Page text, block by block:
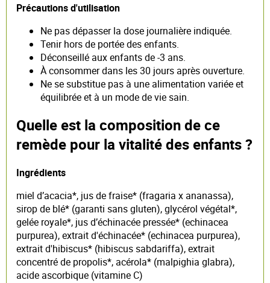
Précautions d'utilisation
Ne pas dépasser la dose journalière indiquée.
Tenir hors de portée des enfants.
Déconseillé aux enfants de -3 ans.
À consommer dans les 30 jours après ouverture.
Ne se substitue pas à une alimentation variée et
équilibrée et à un mode de vie sain.
Quelle est la composition de ce
remède pour la vitalité des enfants ?
Ingrédients
miel d’acacia*, jus de fraise* (fragaria x ananassa),
sirop de blé* (garanti sans gluten), glycérol végétal*,
gelée royale*, jus d’échinacée pressée* (echinacea
purpurea), extrait d'échinacée* (echinacea purpurea),
extrait d'hibiscus* (hibiscus sabdariffa), extrait
concentré de propolis*, acérola* (malpighia glabra),
acide ascorbique (vitamine C)